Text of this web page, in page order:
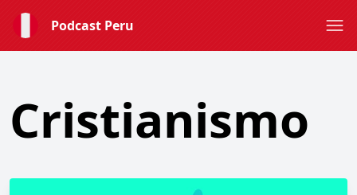
Podcast Peru
Cristianismo